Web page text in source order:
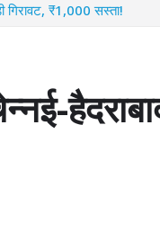
₹1,000 सस्ता!